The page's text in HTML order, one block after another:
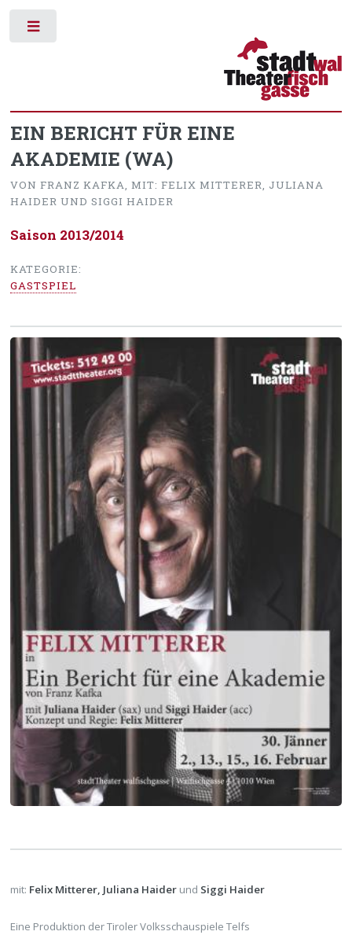
EIN BERICHT FÜR EINE
AKADEMIE (WA)
VON FRANZ KAFKA, MIT: FELIX MITTERER, JULIANA
HAIDER UND SIGGI HAIDER
Saison 2013/2014
KATEGORIE:
GASTSPIEL
mit: Felix Mitterer, Juliana Haider und Siggi Haider
Eine Produktion der Tiroler Volksschauspiele Telfs